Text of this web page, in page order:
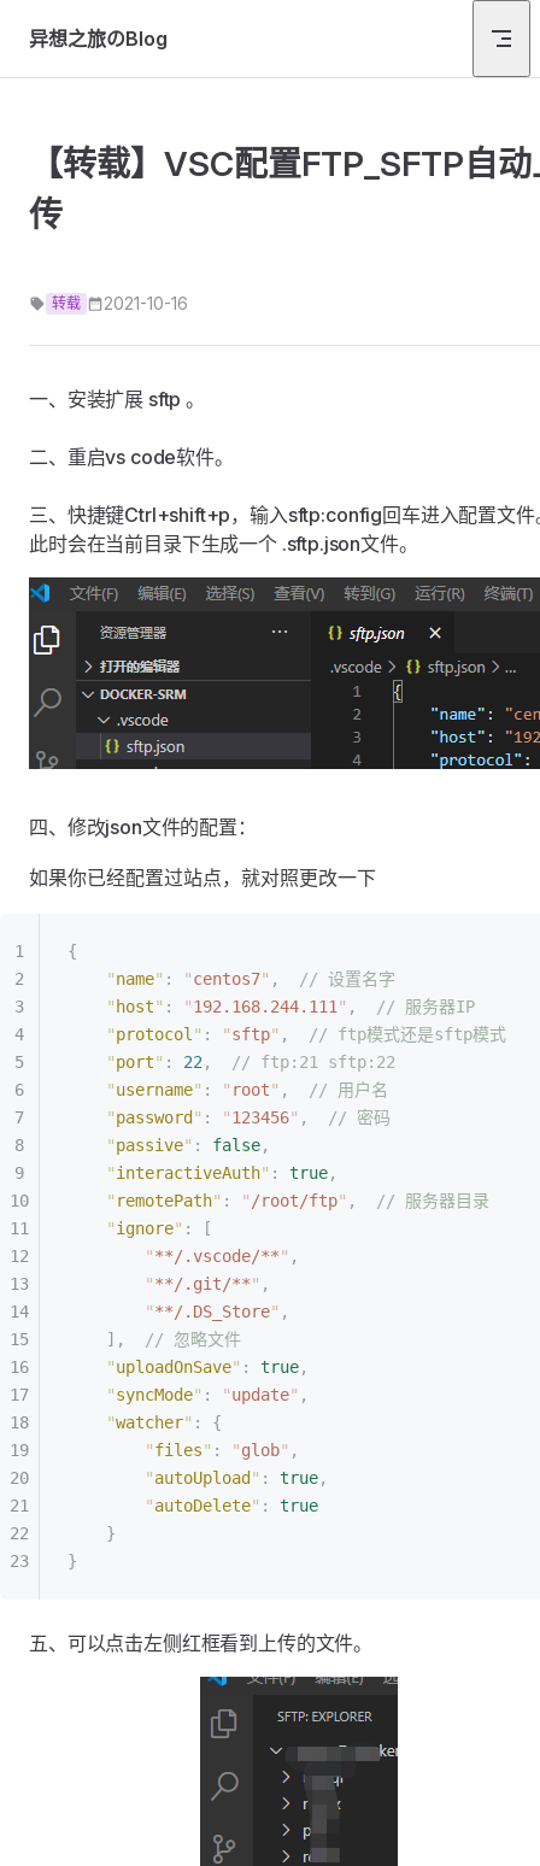
Skip to content
异想之旅のBlog
【转载】VSC配置FTP_SFTP自
传
转载 2021-10-16
一、安装扩展 sftp 。
二、重启vs code软件。
三、快捷键Ctrl+shift+p，输入sftp:config回车进入配置文件
此时会在当前目录下生成一个 .sftp.json文件。
四、修改json文件的配置：
如果你已经配置过站点，就对照更改一下
{
    "
name" : "centos7" ,
  // 设置名字
    "
host" : "192.168.244.111 " ,
  // 服务器IP
    "
protocol " : "sftp" ,
  // ftp模式还是sftp模式
    "
port" : 22 ,
  // ftp:21 sftp:22
    "
username" : " root" ,
  // 用户名
    "
password " : "123456" ,
  // 密码
    "
passive" : false,
    "
interactiveAuth" : true,
    "
remotePath" : " /root/ftp" ,
  // 服务器目录
    "
ignore" :
[
        "
**/.vscode/**" ,
        "
**/.git/**" ,
        "
**/.DS_Store" ,
    ],
  // 忽略文件
    "
uploadOnSave" : true,
    "
syncMode" : "update" ,
    "
watcher" :
{
        "
files" : "glob" ,
        "
autoUpload " : true,
        "
autoDelete" :
true
    }
}
五、可以点击左侧红框看到上传的文件。